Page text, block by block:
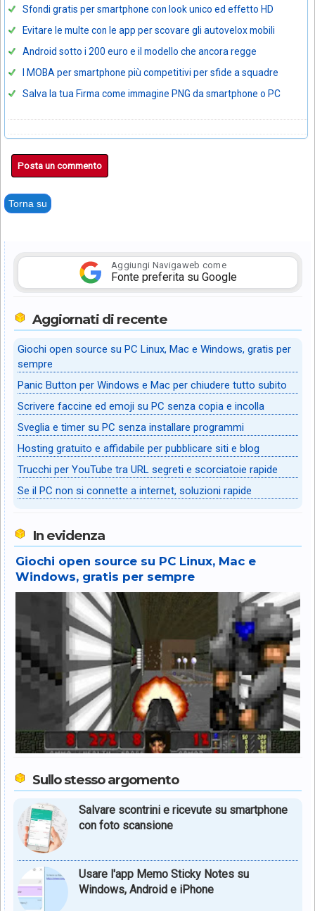
Sfondi gratis per smartphone con look unico ed effetto HD
Evitare le multe con le app per scovare gli autovelox mobili
Android sotto i 200 euro e il modello che ancora regge
I MOBA per smartphone più competitivi per sfide a squadre
Salva la tua Firma come immagine PNG da smartphone o PC
Posta un commento
Torna su
Aggiungi Navigaweb come
Fonte preferita su Google
Aggiornati di recente
Giochi open source su PC Linux, Mac e Windows, gratis per
sempre
Panic Button per Windows e Mac per chiudere tutto subito
Scrivere faccine ed emoji su PC senza copia e incolla
Sveglia e timer su PC senza installare programmi
Hosting gratuito e affidabile per pubblicare siti e blog
Trucchi per YouTube tra URL segreti e scorciatoie rapide
Se il PC non si connette a internet, soluzioni rapide
In evidenza
Giochi open source su PC Linux, Mac e
Windows, gratis per sempre
Sullo stesso argomento
Salvare scontrini e ricevute su smartphone
con foto scansione
Usare l'app Memo Sticky Notes su
Windows, Android e iPhone